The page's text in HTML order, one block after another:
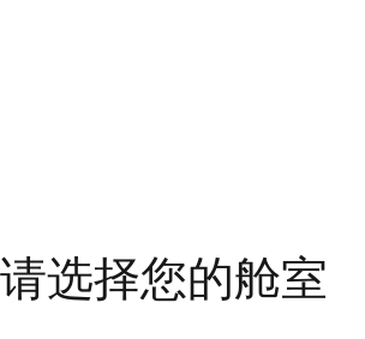
请选择您的舱室